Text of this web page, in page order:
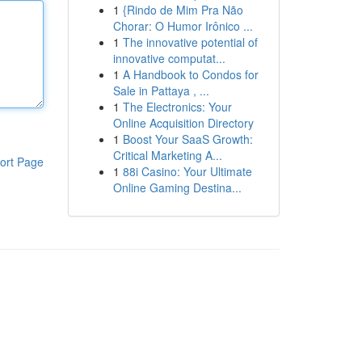
Page
1 {Rindo de Mim Pra Não
Chorar: O Humor Irônico ...
1 The innovative potential of
innovative computat...
1 A Handbook to Condos for
Sale in Pattaya , ...
1 The Electronics: Your
Online Acquisition Directory
1 Boost Your SaaS Growth:
Critical Marketing A...
1 88i Casino: Your Ultimate
Online Gaming Destina...